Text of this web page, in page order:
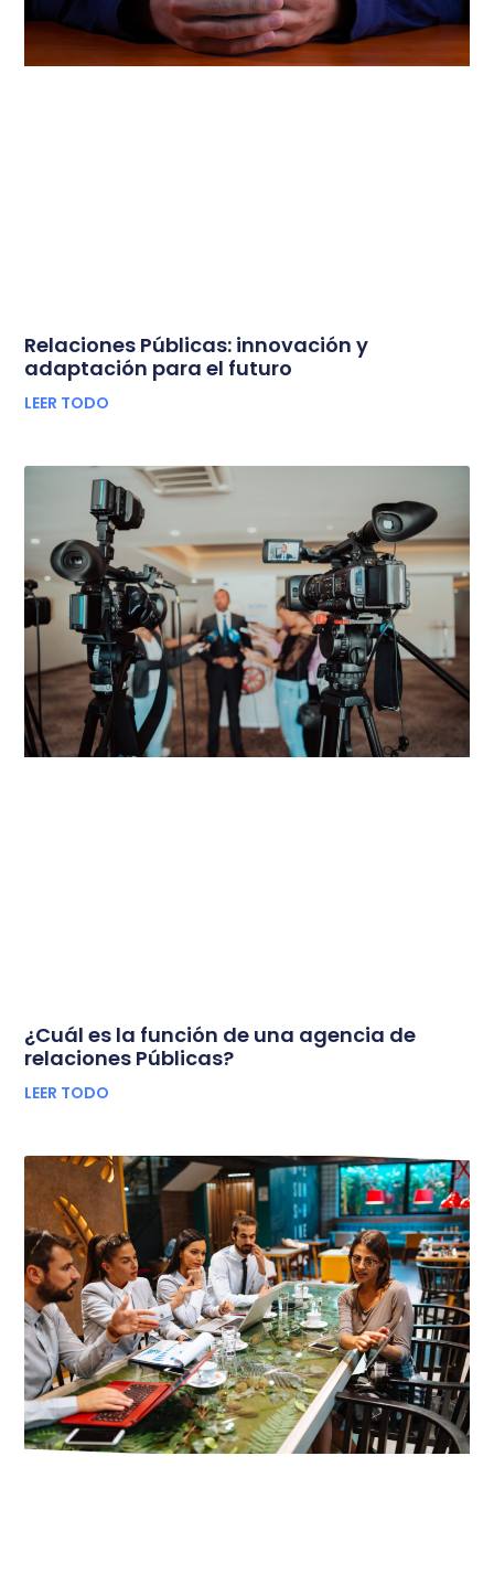
Relaciones Públicas: innovación y
adaptación para el futuro
LEER TODO
¿Cuál es la función de una agencia de
relaciones Públicas?
LEER TODO